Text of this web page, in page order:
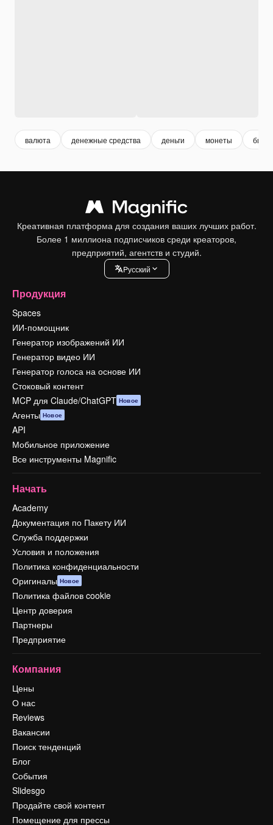
валюта денежные средства деньги монеты
Креативная платформа для создания ваших лучших работ.
Более 1 миллиона подписчиков среди креаторов,
предприятий, агентств и студий.
Pусский
Продукция
Spaces
ИИ-помощник
Генератор изображений ИИ
Генератор видео ИИ
Генератор голоса на основе ИИ
Стоковый контент
MCP для Claude/ChatGPT Новое
Агенты Новое
API
Мобильное приложение
Все инструменты Magnific
Начать
Academy
Документация по Пакету ИИ
Служба поддержки
Условия и положения
Политика конфиденциальности
Оригиналы Новое
Политика файлов cookie
Центр доверия
Партнеры
Предприятие
Компания
Цены
О нас
Reviews
Вакансии
Поиск тенденций
Блог
События
Slidesgo
Продайте свой контент
Помещение для прессы